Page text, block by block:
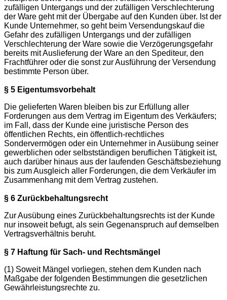
zufälligen Untergangs und der zufälligen Verschlechterung
der Ware geht mit der Übergabe auf den Kunden über. Ist der
Kunde Unternehmer, so geht beim Versendungskauf die
Gefahr des zufälligen Untergangs und der zufälligen
Verschlechterung der Ware sowie die Verzögerungsgefahr
bereits mit Auslieferung der Ware an den Spediteur, den
Frachtführer oder die sonst zur Ausführung der Versendung
bestimmte Person über.
§ 5 Eigentumsvorbehalt
Die gelieferten Waren bleiben bis zur Erfüllung aller
Forderungen aus dem Vertrag im Eigentum des Verkäufers;
im Fall, dass der Kunde eine juristische Person des
öffentlichen Rechts, ein öffentlich-rechtliches
Sondervermögen oder ein Unternehmer in Ausübung seiner
gewerblichen oder selbstständigen beruflichen Tätigkeit ist,
auch darüber hinaus aus der laufenden Geschäftsbeziehung
bis zum Ausgleich aller Forderungen, die dem Verkäufer im
Zusammenhang mit dem Vertrag zustehen.
§ 6 Zurückbehaltungsrecht
Zur Ausübung eines Zurückbehaltungsrechts ist der Kunde
nur insoweit befugt, als sein Gegenanspruch auf demselben
Vertragsverhältnis beruht.
§ 7 Haftung für Sach- und Rechtsmängel
(1) Soweit Mängel vorliegen, stehen dem Kunden nach
Maßgabe der folgenden Bestimmungen die gesetzlichen
Gewährleistungsrechte zu.